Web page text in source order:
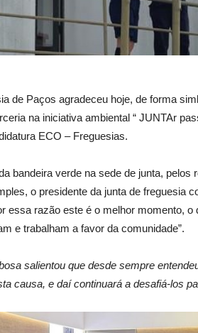
de Paços agradeceu hoje, de forma
na iniciativa ambiental “ JUNTAr
ECO – Freguesias.
bandeira verde na sede de junta,
o presidente da junta de freguesia
essa razão este é o melhor momento,
e trabalham a favor da comunidade”.
salientou que desde sempre
causa, e daí continuará a desafiá-los